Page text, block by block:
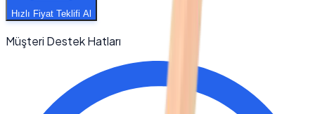
Hızlı Fiyat Teklifi Al
Müşteri Destek Hatları